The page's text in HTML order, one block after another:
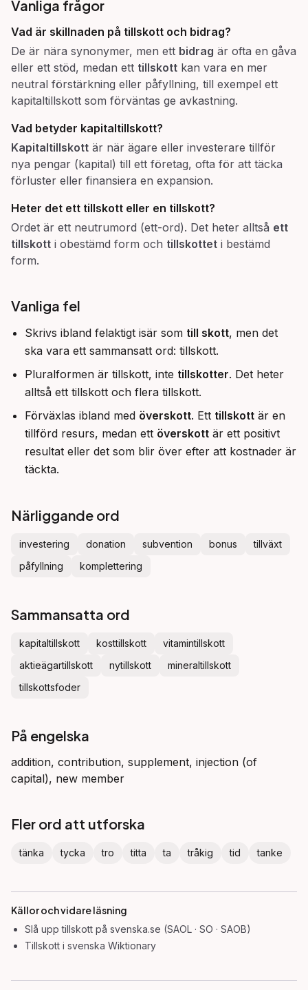
Vanliga frågor
Vad är skillnaden på tillskott och bidrag?
De är nära synonymer, men ett bidrag är ofta en gåva
eller ett stöd, medan ett tillskott kan vara en mer
neutral förstärkning eller påfyllning, till exempel ett
kapitaltillskott som förväntas ge avkastning.
Vad betyder kapitaltillskott?
Kapitaltillskott är när ägare eller investerare tillför
nya pengar (kapital) till ett företag, ofta för att täcka
förluster eller finansiera en expansion.
Heter det ett tillskott eller en tillskott?
Ordet är ett neutrumord (ett-ord). Det heter alltså ett
tillskott i obestämd form och tillskottet i bestämd
form.
Vanliga fel
Skrivs ibland felaktigt isär som till skott, men det
ska vara ett sammansatt ord: tillskott.
Pluralformen är tillskott, inte tillskotter. Det heter
alltså ett tillskott och flera tillskott.
Förväxlas ibland med överskott. Ett tillskott är en
tillförd resurs, medan ett överskott är ett positivt
resultat eller det som blir över efter att kostnader är
täckta.
Närliggande ord
investering donation subvention bonus
tillväxt
påfyllning
komplettering
Sammansatta ord
kapitaltillskott kosttillskott
vitamintillskott
aktieägartillskott
nytillskott
mineraltillskott
tillskottsfoder
På engelska
addition, contribution, supplement, injection (of
capital), new member
Fler ord att utforska
tänka tycka tro titta ta tråkig tid tanke
Källor och vidare läsning
Slå upptillskott på svenska.se (SAOL · SO · SAOB)
Tillskott i svenska Wiktionary